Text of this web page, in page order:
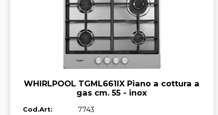
WHIRLPOOL TGML661IX Piano a cottura a
gas cm. 55 - inox
Cod.Art: 7743